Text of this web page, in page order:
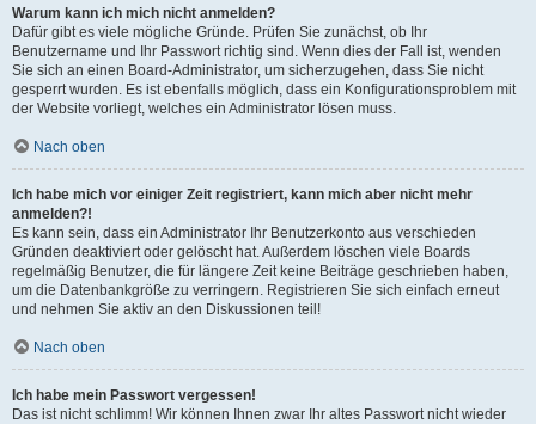
Warum kann ich mich nicht anmelden?
Dafür gibt es viele mögliche Gründe. Prüfen Sie zunächst, ob Ihr
Benutzername und Ihr Passwort richtig sind. Wenn dies der Fall ist, wenden
Sie sich an einen Board-Administrator, um sicherzugehen, dass Sie nicht
gesperrt wurden. Es ist ebenfalls möglich, dass ein Konfigurationsproblem mit
der Website vorliegt, welches ein Administrator lösen muss.
Nach oben
Ich habe mich vor einiger Zeit registriert, kann mich aber nicht mehr
anmelden?!
Es kann sein, dass ein Administrator Ihr Benutzerkonto aus verschieden
Gründen deaktiviert oder gelöscht hat. Außerdem löschen viele Boards
regelmäßig Benutzer, die für längere Zeit keine Beiträge geschrieben haben,
um die Datenbankgröße zu verringern. Registrieren Sie sich einfach erneut
und nehmen Sie aktiv an den Diskussionen teil!
Nach oben
Ich habe mein Passwort vergessen!
Das ist nicht schlimm! Wir können Ihnen zwar Ihr altes Passwort nicht wieder